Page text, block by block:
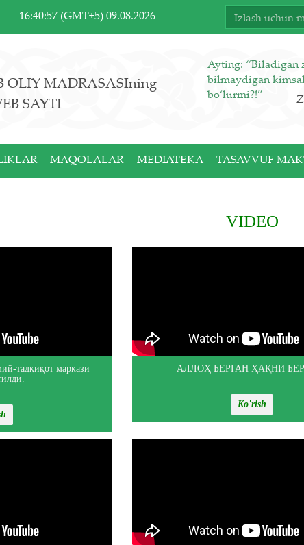
16:40:57 (GMT+5) 09.08.2026
OLIY MADRASASIning
SAYTI
Ayting: “Biladigan
bilmaydigan
bo‘lurmi?!”
MAQOLALAR MEDIATEKA TASAVVUF
VIDEO
тадқиқот маркази
АЛЛОҲ БЕРГАН ҲАҚНИ
Ko'rish